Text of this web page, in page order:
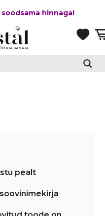
hinnaga!
pealt